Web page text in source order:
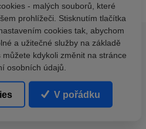
- malých souborů, které
prohlížeči. Stisknutím tlačítka
cookies tak, abychom
a užitečné služby na základě
kdykoli změnit na stránce
osobních údajů.
V pořádku